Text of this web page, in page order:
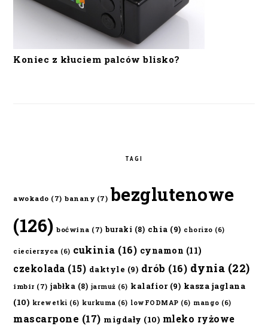
Koniec z kłuciem palców blisko?
TAGI
awokado (7) banany (7) bezglutenowe
(126) boćwina (7) buraki (8) chia (9) chorizo (6)
ciecierzyca (6) cukinia (16) cynamon (11)
czekolada (15) daktyle (9) drób (16) dynia (22)
imbir (7) jabłka (8) jarmuż (6) kalafior(9) kasza jaglana
(10) krewetki (6) kurkuma (6) lowFODMAP (6) mango (6)
mascarpone (17) migdały (10) mleko ryżowe